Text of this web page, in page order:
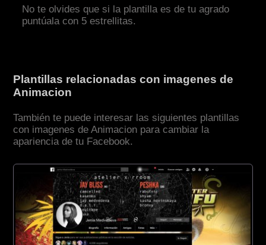
No te olvides que si la plantilla es de tu agrado
puntúala con 5 estrellitas.
Plantillas relacionadas con imagenes de
Animacion
También te puede interesar las siguientes plantillas
con imagenes de Animacion para cambiar la
apariencia de tu Facebook.